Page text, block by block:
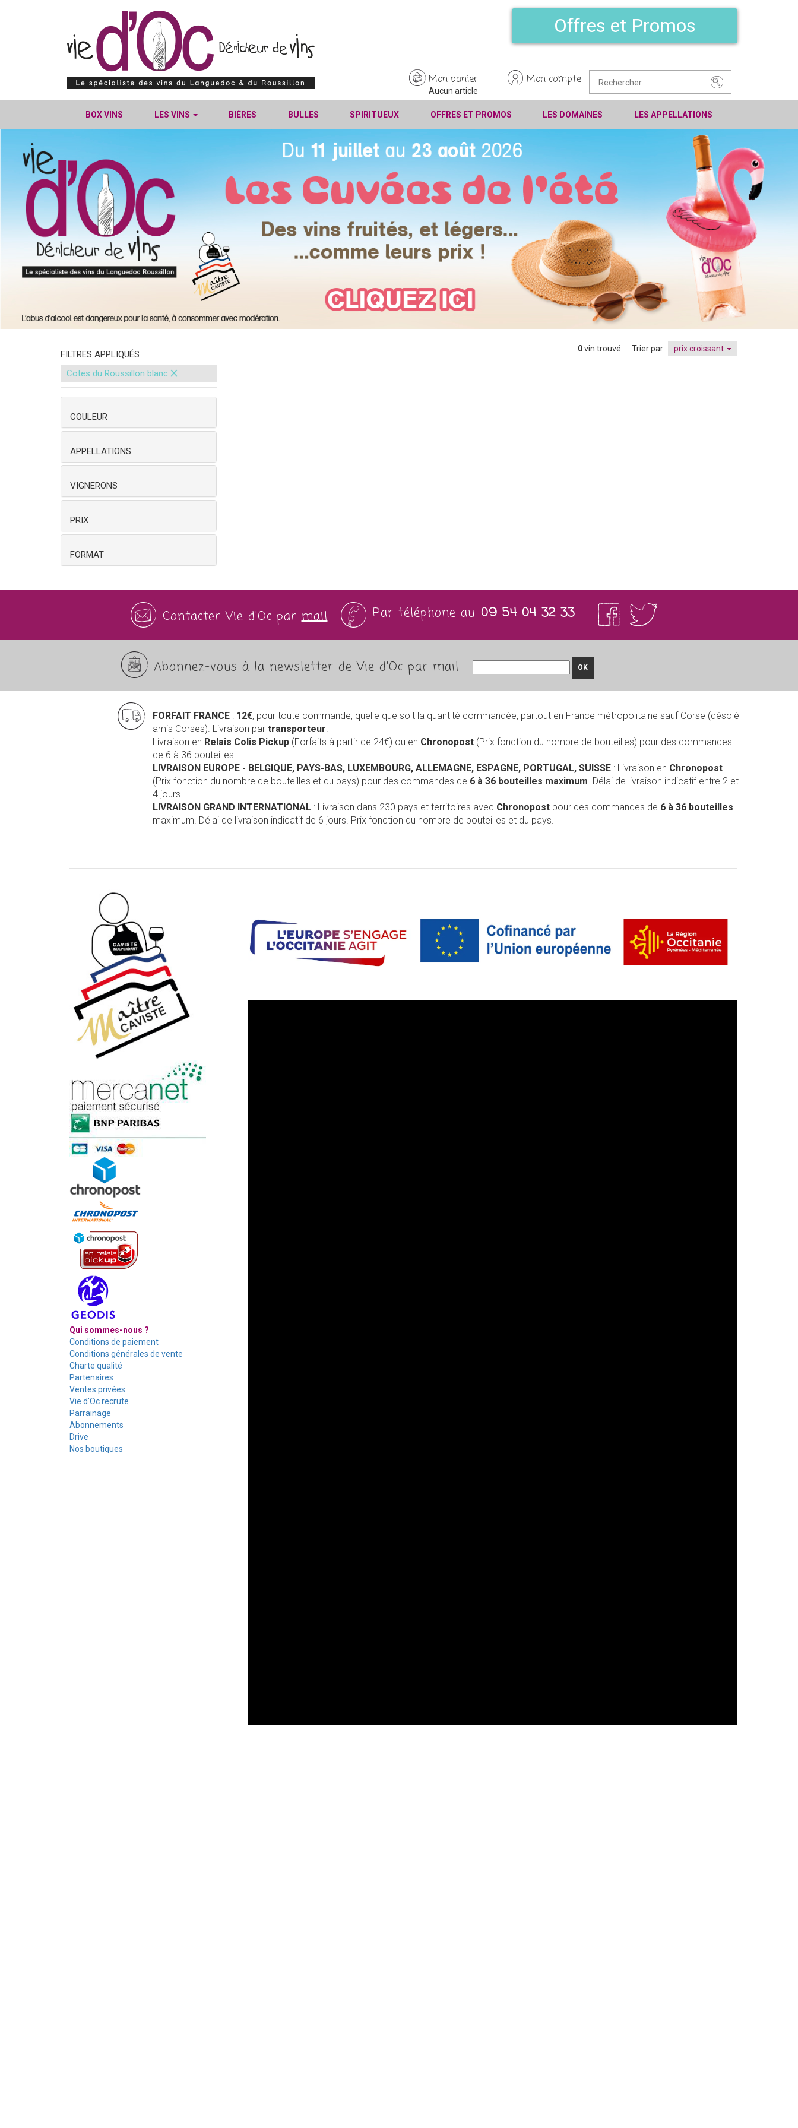
Offres et Promos
Mon panier
Aucun article
Mon compte
BOX VINS LES VINS BIÈRES BULLES SPIRITUEUX OFFRES ET PROMOS LES DOMAINES LES APPELLATIONS
FILTRES APPLIQUÉS
Cotes du Roussillon blanc ×
COULEUR
APPELLATIONS
VIGNERONS
PRIX
FORMAT
0vin trouvé Trier par prix croissant
Contacter Vie d'Oc parmail Par téléphone au 09 54 04 32 33
Abonnez-vous à la newsletter de Vie d'Oc par mail OK
FORFAIT FRANCE : 12€, pour toute commande, quelle que soit la quantité commandée, partout en France métropolitaine sauf Corse (désolé
amis Corses). Livraison partransporteur.
Livraison en Relais Colis Pickup (Forfaits à partir de 24€) ou en Chronopost (Prix fonction du nombre de bouteilles) pour des commandes
de 6 à 36 bouteilles
LIVRAISON EUROPE - BELGIQUE, PAYS-BAS, LUXEMBOURG, ALLEMAGNE, ESPAGNE, PORTUGAL, SUISSE : Livraison en Chronopost
(Prix fonction du nombre de bouteilles et du pays) pour des commandes de 6 à 36 bouteilles maximum. Délai de livraison indicatif entre 2 et
4 jours.
LIVRAISON GRAND INTERNATIONAL : Livraison dans 230 pays et territoires avec Chronopost pour des commandes de 6 à 36 bouteilles
maximum. Délai de livraison indicatif de 6 jours. Prix fonction du nombre de bouteilles et du pays.
Qui sommes-nous ?
Conditions de paiement
Conditions générales de vente
Charte qualité
Partenaires
Ventes privées
Vie d'Oc recrute
Parrainage
Abonnements
Drive
Nos boutiques